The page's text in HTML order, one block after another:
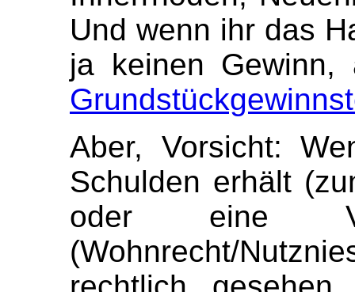
Und wenn ihr das
ja keinen
Aber, Vorsicht:
Schulden erhält
oder eine
(Wohnrecht/